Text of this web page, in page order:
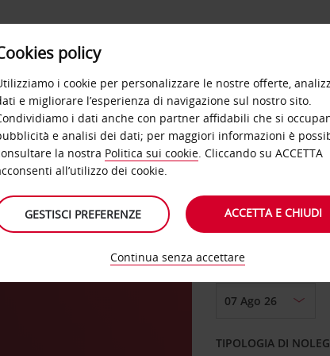
OFFERTE
Scegli una
DAL GIORNO
TIPOLOGIA DI
policy
i cookie per personalizzare le nostre offerte,
e migliorare l’esperienza di navigazione sul nostro sito.
i dati anche con partner affidabili che si
e analisi dei dati; per maggiori informazioni è
la nostra Politica sui cookie. Cliccando su ACCETTA
all’utilizzo dei cookie.
GESTISCI PREFERENZE ACCETTA E CHIUDI
Continua senza accettare